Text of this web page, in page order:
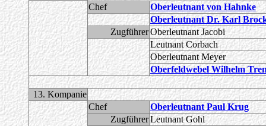
Chef
Oberleutnant von Hahnke
Oberleutnant Dr. Karl
ZugführerOberleutnant Jacobi
Leutnant Corbach
Oberleutnant Meyer
Oberfeldwebel Wilhelm
13. Kompanie
Chef
Oberleutnant Paul Krug
ZugführerLeutnant Gohl